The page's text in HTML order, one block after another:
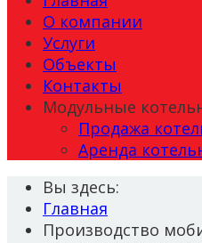
О компании
Услуги
Объекты
Контакты
Модульные
Продажа
Аренда
Вы здесь:
Главная
Производство